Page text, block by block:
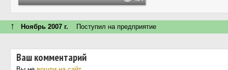
↑ Ноябрь 2007 г. Поступил на предприятие
Ваш комментарий